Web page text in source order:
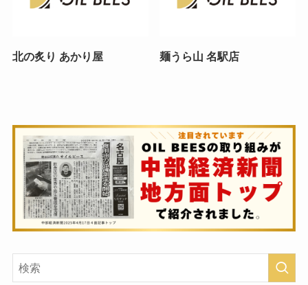
北の炙り あかり屋 麺うら山 名駅店